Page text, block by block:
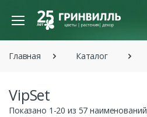
Главная Каталог
VipSet
Показано 1-20 из 57 наименований